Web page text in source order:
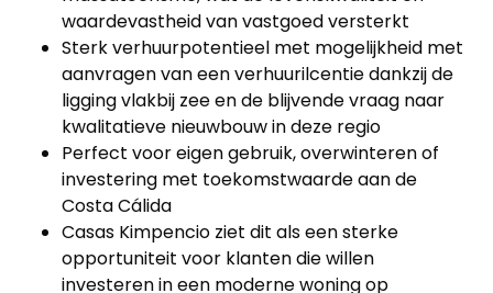
waardevastheid van vastgoed versterkt
Sterk verhuurpotentieel met mogelijkheid met
aanvragen van een verhuurilcentie dankzij de
ligging vlakbij zee en de blijvende vraag naar
kwalitatieve nieuwbouw in deze regio
Perfect voor eigen gebruik, overwinteren of
investering met toekomstwaarde aan de
Costa Cálida
Casas Kimpencio ziet dit als een sterke
opportuniteit voor klanten die willen
investeren in een moderne woning op